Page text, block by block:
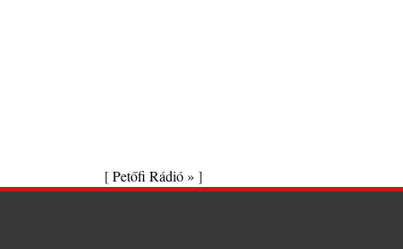
[Petőfi Rádió » ]